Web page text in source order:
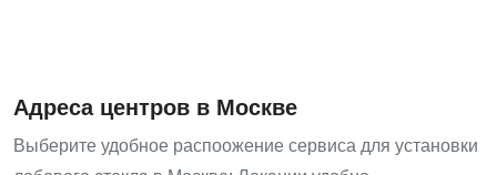
Адреса центров в Москве
Выберите удобное распоожение сервиса для установки